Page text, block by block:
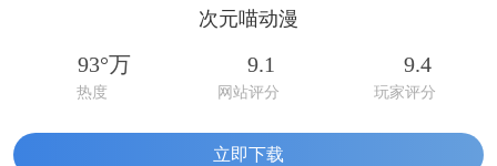
次元喵动漫
93°万
热度
9.1
网站评分
9.4
玩家评分
立即下载